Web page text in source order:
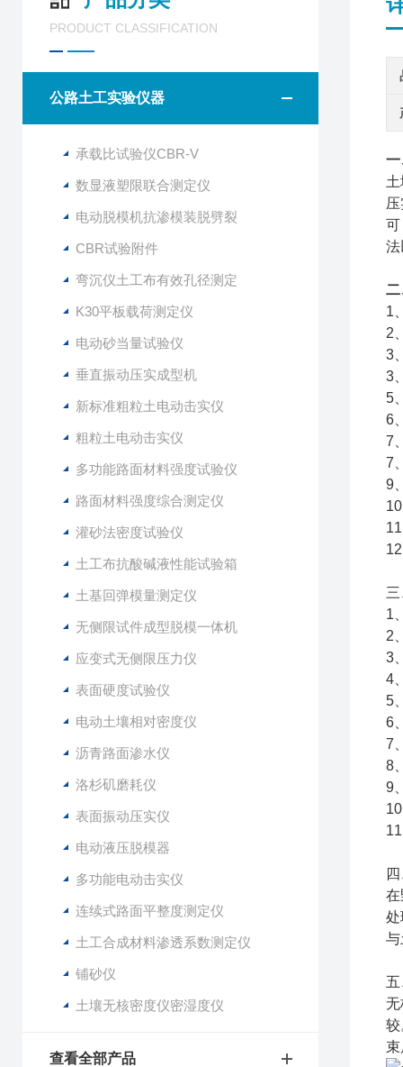
PRODUCT CLASSIFICATION
公路土工实验仪器
承载比试验仪CBR-V
数显液塑限联合测定仪
电动脱模机抗渗模装脱劈裂
CBR试验附件
弯沉仪土工布有效孔径测定
K30平板载荷测定仪
电动砂当量试验仪
垂直振动压实成型机
新标准粗粒土电动击实仪
粗粒土电动击实仪
多功能路面材料强度试验仪
路面材料强度综合测定仪
灌砂法密度试验仪
土工布抗酸碱液性能试验箱
土基回弹模量测定仪
无侧限试件成型脱模一体机
应变式无侧限压力仪
表面硬度试验仪
电动土壤相对密度仪
沥青路面渗水仪
洛杉矶磨耗仪
表面振动压实仪
电动液压脱模器
多功能电动击实仪
连续式路面平整度测定仪
土工合成材料渗透系数测定仪
铺砂仪
土壤无核密度仪密湿度仪
查看全部产品
一
可
二
1
2
3
3
5
6
7
7
9
1
2
3
4
5
6
7
8
9
在
处
与
无
较